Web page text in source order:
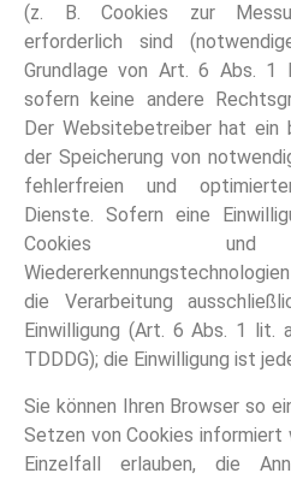
(z. B. Cookies zur
erforderlich sind
Grundlage von Art. 6 Abs. 1
sofern keine andere
Der Websitebetreiber hat ein
der Speicherung von
fehlerfreien und
Dienste. Sofern eine
Cookies und
die Verarbeitung
Einwilligung (Art. 6 Abs. 1 lit.
TDDDG); die Einwilligung ist
Sie können Ihren Browser so
Setzen von Cookies informiert
Einzelfall erlauben, die